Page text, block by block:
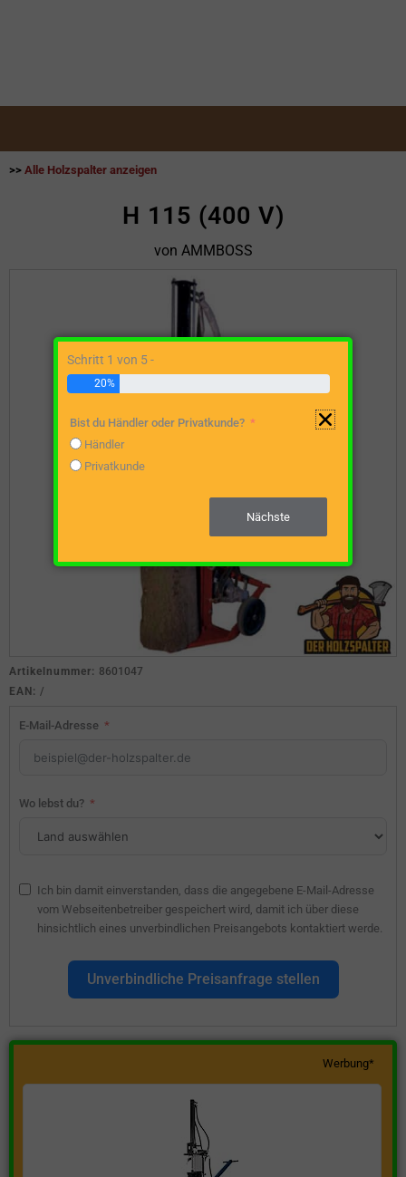
>> Alle Holzspalter anzeigen
H 115 (400 V)
von AMMBOSS
Artikelnummer: 8601047
EAN: /
E-Mail-Adresse
Wo lebst du?
Ich bin damit einverstanden, dass die angegebene E-Mail-Adresse
vom Webseitenbetreiber gespeichert wird, damit ich über diese
hinsichtlich eines unverbindlichen Preisangebots kontaktiert werde.
Unverbindliche Preisanfrage stellen
Werbung*
Schritt 1 von 5 -
20%
Bist du Händler oder Privatkunde?
Händler
Privatkunde
Nächste